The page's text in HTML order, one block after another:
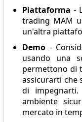
Piattaforma -
trading MAM
un'altra
Demo-
usando una
permettono di
assicurarti che
di
ambiente
mercato in